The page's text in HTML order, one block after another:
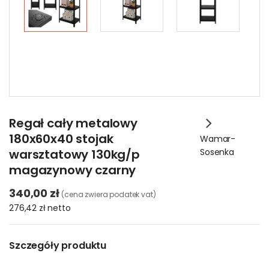
Regał cały metalowy
180x60x40 stojak
warsztatowy 130kg/p
magazynowy czarny
Wamar-
Sosenka
340,00 zł (cena zwiera podatek vat)
276,42 złnetto
Szczegóły produktu